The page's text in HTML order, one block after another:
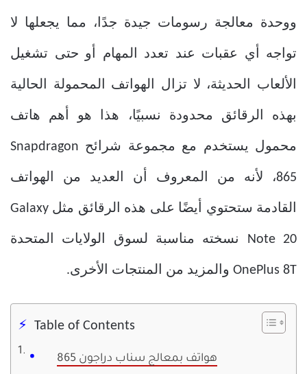
ووحدة معالجة رسومات جيدة جدًا، مما يجعلها لا
تواجه أي عقبات عند تعدد المهام أو حتى تشغيل
الألعاب الحديثة، لا تزال الهواتف المحمولة الحالية
بهذه الرقائق محدودة نسبيًا، هذا هو أهم هاتف
محمول يستخدم مع مجموعة شرائح Snapdragon
865، لأنه من المعروف أن العديد من الهواتف
القادمة ستحتوي أيضًا على هذه الرقائق مثل Galaxy
Note 20 نسخته مناسبة لسوق الولايات المتحدة
OnePlus 8T والمزيد من المنتجات الأخرى.
Table of Contents
هواتف بمعالج سناب دراجون 865